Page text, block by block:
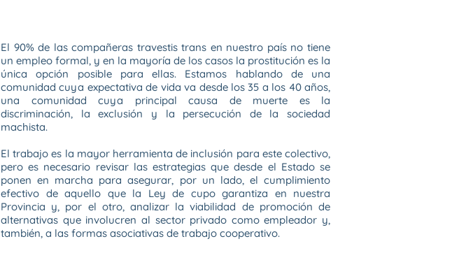
El 90% de las compañeras travestis trans en nuestro país no tiene
un empleo formal, y en la mayoría de los casos la prostitución es la
única opción posible para ellas. Estamos hablando de una
comunidad cuya expectativa de vida va desde los 35 a los 40 años,
una comunidad cuya principal causa de muerte es la
discriminación, la exclusión y la persecución de la sociedad
machista.
El trabajo es la mayor herramienta de inclusión para este colectivo,
pero es necesario revisar las estrategias que desde el Estado se
ponen en marcha para asegurar, por un lado, el cumplimiento
efectivo de aquello que la Ley de cupo garantiza en nuestra
Provincia y, por el otro, analizar la viabilidad de promoción de
alternativas que involucren al sector privado como empleador y,
también, a las formas asociativas de trabajo cooperativo.